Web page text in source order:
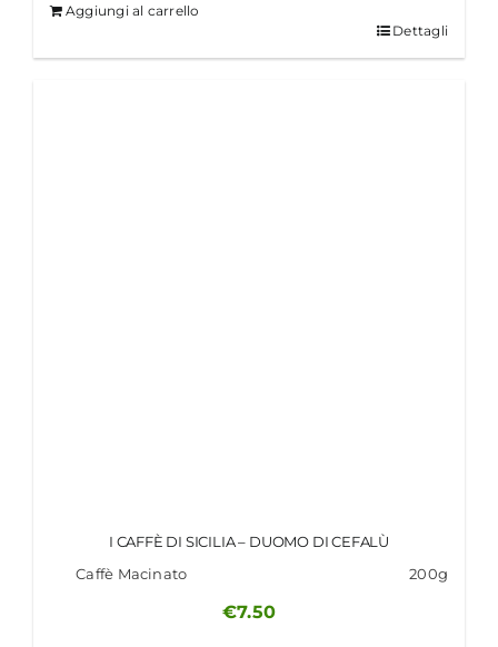
Aggiungi al carrello
Dettagli
I CAFFÈ DI SICILIA – DUOMO DI CEFALÙ
Caffè Macinato
200g
€7.50